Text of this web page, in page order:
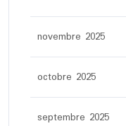
novembre 2025
octobre 2025
septembre 2025